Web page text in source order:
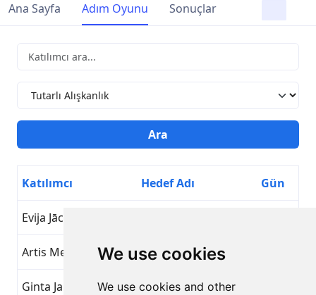
We use cookies
We use cookies and other
Ana Sayfa Adım Oyunu Sonuçlar
Katılımcı Hedef Adı Gün
Evija Jāce
Artis Mednis Tutarlı Alışkanlık
Ginta Jakoviča Tutarlı Alışkanlık